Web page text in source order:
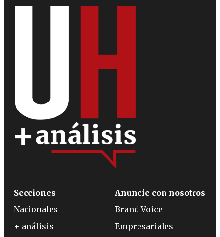
Secciones
Nacionales
+ análisis
Anuncie con nosotros
Brand Voice
Empresariales